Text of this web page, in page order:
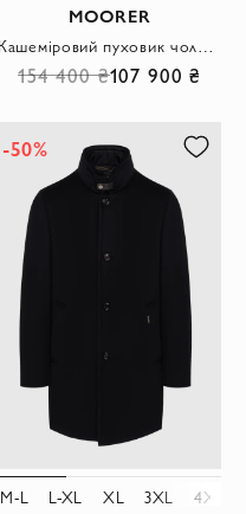
MOORER
Кашеміровий пуховик чоловічий чорний
154 400 ₴107 900 ₴
-50%
M-L L-XL XL 3XL 4XL